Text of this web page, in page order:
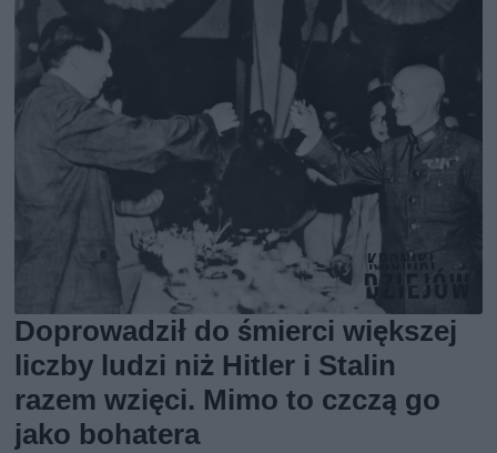
Doprowadził do śmierci większej
liczby ludzi niż Hitler i Stalin
razem wzięci. Mimo to czczą go
jako bohatera